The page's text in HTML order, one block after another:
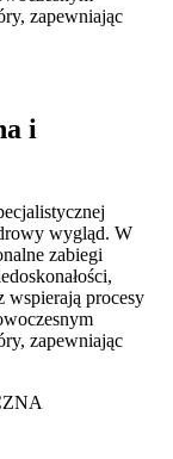
zapewniając
i
wygląd. W
zabiegi
wspierają procesy
zapewniając